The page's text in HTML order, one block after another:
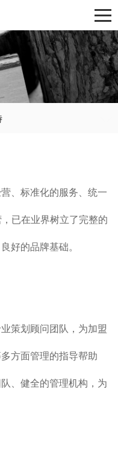
、标准化的服务、统一
已在业界树立了完整的
好的品牌基础。
策划顾问团队，为加盟
方面管理的指导帮助
、健全的管理机构，为